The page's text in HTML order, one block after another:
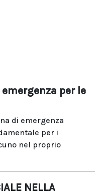
per le
di emergenza
per i
nel proprio
NELLA